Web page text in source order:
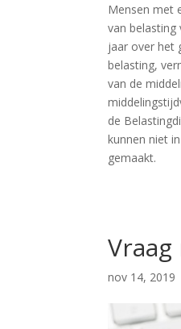
Mensen met
van
jaar over het
belasting,
van de
de
kunnen niet
gemaakt.
nov 14, 2019